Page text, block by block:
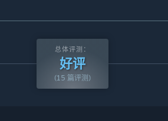
总体评测：
好评
(15 篇评测)